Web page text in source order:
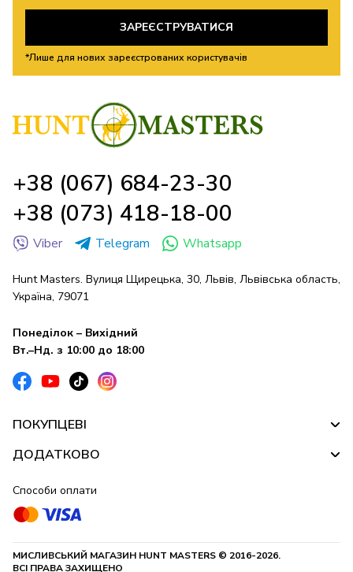
ЗАРЕЄСТРУВАТИСЯ
*Лише для нових зареєстрованих користувачів
+38 (067) 684-23-30
+38 (073) 418-18-00
Viber Telegram Whatsapp
Hunt Masters. Вулиця Щирецька, 30, Львів, Львівська область,
Україна, 79071
Понеділок – Вихідний
Вт.–Нд. з 10:00 до 18:00
ПОКУПЦЕВІ
ДОДАТКОВО
Способи оплати
МИСЛИВСЬКИЙ МАГАЗИН HUNT MASTERS © 2016-2026.
ВСІ ПРАВА ЗАХИЩЕНО